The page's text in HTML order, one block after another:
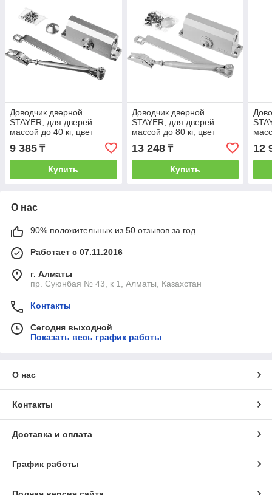
Доводчик дверной
STAYER, для дверей
массой до 40 кг, цвет
серебро
9 385 ₸
Купить
Доводчик дверной
STAYER, для дверей
массой до 80 кг, цвет
13 248₸
Купить
12
О нас
90% положительных из 50 отзывов за год
Работает с 07.11.2016
г. Алматы
пр. Суюнбая № 43, к 1, Алматы, Казахстан
Контакты
Сегодня выходной
Показать весь график работы
О нас
Контакты
Доставка и оплата
График работы